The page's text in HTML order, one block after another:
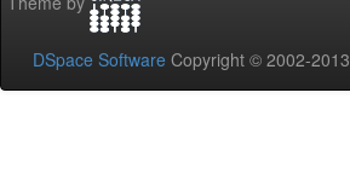
DSpace Software Copyright © 2002-2013